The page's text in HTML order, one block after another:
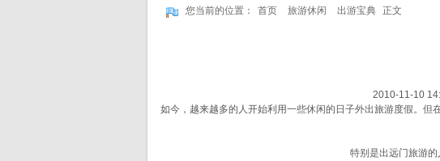
您当前的位置： 首页 旅游休闲 出游宝典 正文
2010-11-10
如今，越来越多的人开始利用一些休闲的日子外出旅游度假。
特别是出远门旅游的人